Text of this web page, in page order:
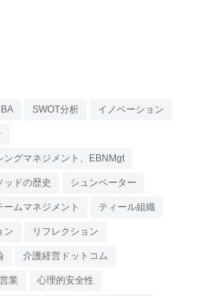
SWOT分析 イノベーション
ングマネジメント、EBNMgt
ッドの歴史 シュンペーター
ームマネジメント ティール組織
ン リフレクション
介護経営ドットコム
営業 心理的安全性